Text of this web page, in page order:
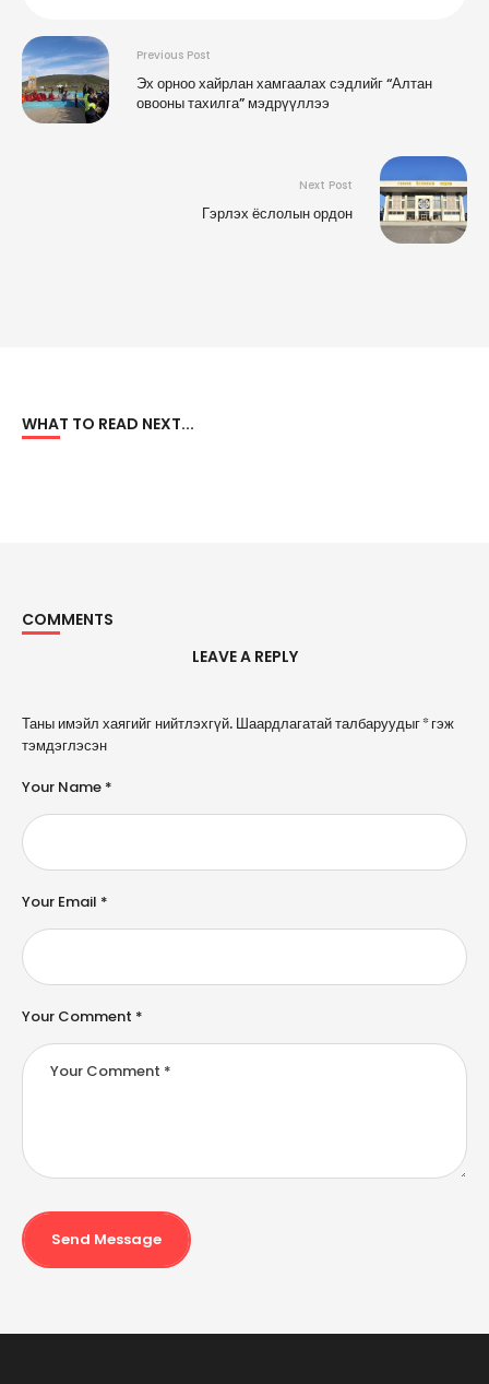
Previous Post
Эх орноо хайрлан хамгаалах сэдлийг “Алтан
овооны тахилга” мэдрүүллээ
Next Post
Гэрлэх ёслолын ордон
WHAT TO READ NEXT...
COMMENTS
LEAVE A REPLY
Таны имэйл хаягийг нийтлэхгүй. Шаардлагатай талбаруудыг*гэж
тэмдэглэсэн
Your Comment *
Your Name *
Your Email *
Send Message
A
l
e
n
a
ti
e